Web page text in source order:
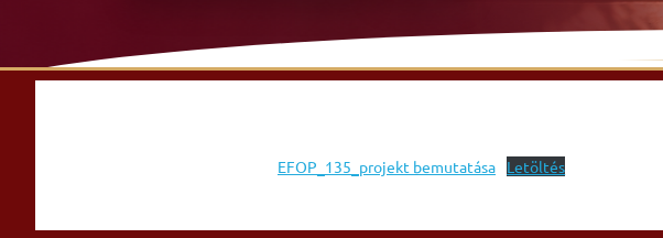
EFOP_135_projekt bemutatása Letöltés